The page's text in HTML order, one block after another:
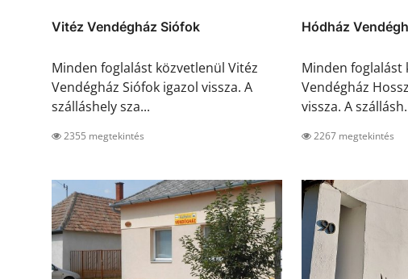
Vitéz Vendégház Siófok
Minden foglalást közvetlenül Vitéz
Vendégház Siófok igazol vissza. A
szálláshely sza...
2355 megtekintés
Hódház
Minden foglalást
Vendégház
vissza. A
2267 megtekintés